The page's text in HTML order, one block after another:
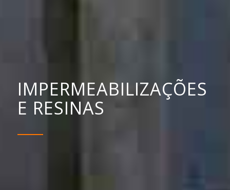
IMPERMEABILIZAÇÕES
E RESINAS